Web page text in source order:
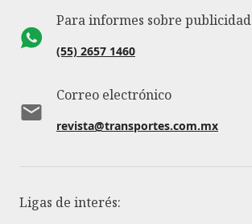
Para informes sobre publicidad
(55) 2657 1460
Correo electrónico
revista@transportes.com.mx
Ligas de interés: